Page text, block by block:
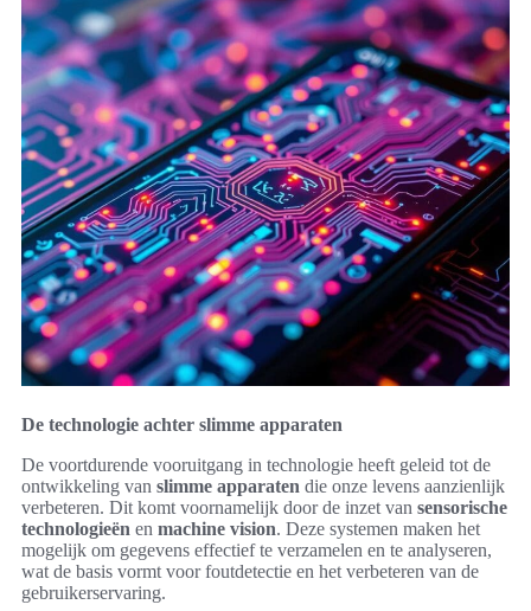
De technologie achter slimme apparaten
De voortdurende vooruitgang in technologie heeft geleid tot de
ontwikkeling van slimme apparaten die onze levens aanzienlijk
verbeteren. Dit komt voornamelijk door de inzet van sensorische
technologieën en machine vision. Deze systemen maken het
mogelijk om gegevens effectief te verzamelen en te analyseren,
wat de basis vormt voor foutdetectie en het verbeteren van de
gebruikerservaring.